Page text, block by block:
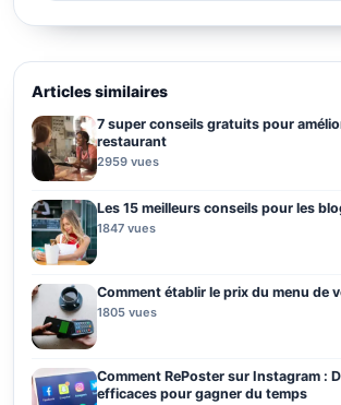
Articles similaires
7 super conseils gratuits pour
restaurant
2959 vues
Les 15 meilleurs conseils pour les
1847 vues
Comment établir le prix du menu de
1805 vues
Comment RePoster sur Instagram :
efficaces pour gagner du temps